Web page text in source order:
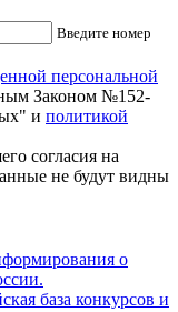
Введите номер
персональной
Законом №152-
и политикой
согласия на
не будут видны